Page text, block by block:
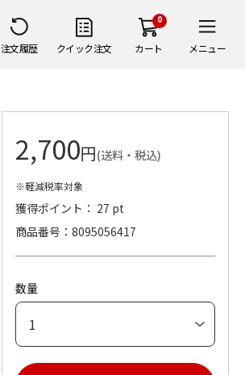
注文履歴 クイック注文
0
カート メニュー
2,700円(送料・税込)
※軽減税率対象
獲得ポイント： 27 pt
商品番号
8095056417
数量